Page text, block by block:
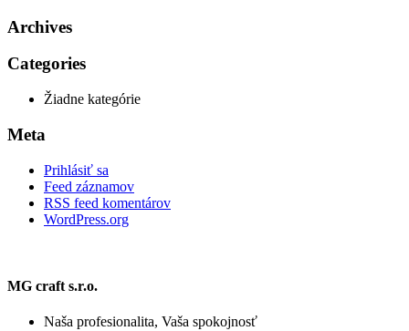
Archives
Categories
Žiadne kategórie
Meta
Prihlásiť sa
Feed záznamov
RSS feed komentárov
WordPress.org
MG craft s.r.o.
Naša profesionalita, Vaša spokojnosť